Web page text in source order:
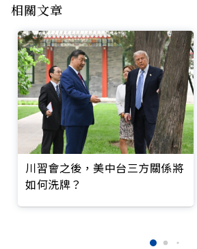
相關文章
川習會之後，美中台三方關係將
如何洗牌？